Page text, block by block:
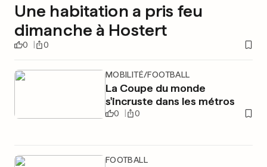
Une habitation a pris feu
dimanche à Hostert
0 0
MOBILITÉ/FOOTBALL
La Coupe du monde
s'incruste dans les métros
0 0
FOOTBALL